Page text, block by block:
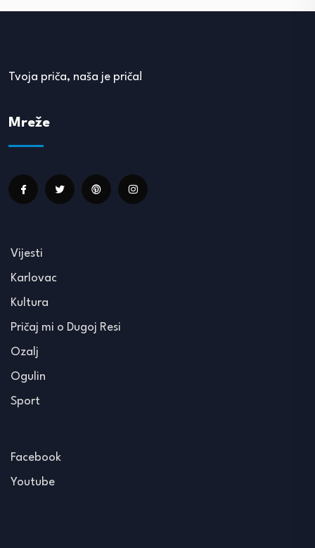
Tvoja priča, naša je priča!
Mreže
Vijesti
Karlovac
Kultura
Pričaj mi o Dugoj Resi
Ozalj
Ogulin
Sport
Facebook
Youtube